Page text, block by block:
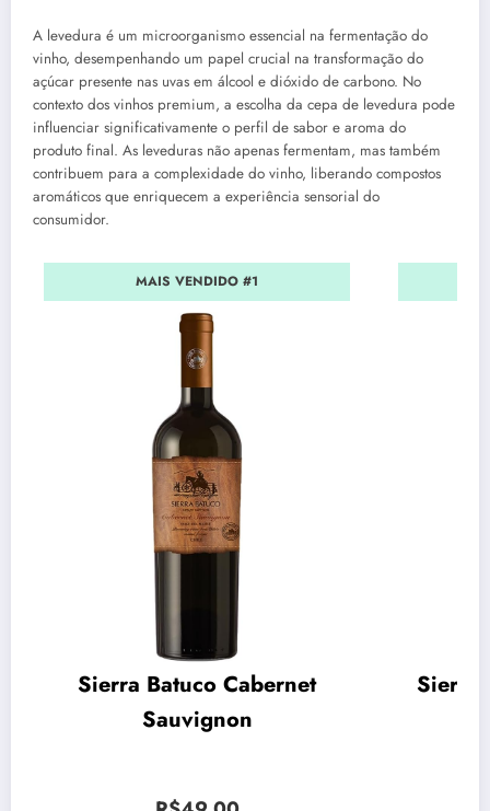
A levedura é um microorganismo essencial na fermentação do
vinho, desempenhando um papel crucial na transformação do
açúcar presente nas uvas em álcool e dióxido de carbono. No
contexto dos vinhos premium, a escolha da cepa de levedura pode
influenciar significativamente o perfil de sabor e aroma do
produto final. As leveduras não apenas fermentam, mas também
contribuem para a complexidade do vinho, liberando compostos
aromáticos que enriquecem a experiência sensorial do
consumidor.
MAIS VENDIDO #1
Sierra Batuco Cabernet
Sauvignon
Sierra